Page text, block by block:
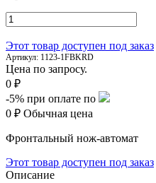
Этот товар доступен под заказ
Артикул: 1123-1FBKRD
Цена по запросу.
0 ₽
-5% при оплате по
0 ₽ Обычная цена
Фронтальный нож-автомат
Этот товар доступен под заказ
Описание